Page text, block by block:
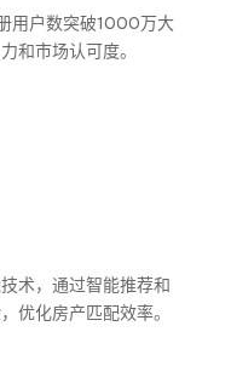
用户数突破1000万大
和市场认可度。
术，通过智能推荐和
优化房产匹配效率。